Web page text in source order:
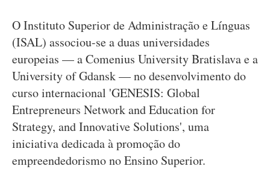
O Instituto Superior de Administração e Línguas
(ISAL) associou-se a duas universidades
europeias — a Comenius University Bratislava e a
University of Gdansk — no desenvolvimento do
curso internacional 'GENESIS: Global
Entrepreneurs Network and Education for
Strategy, and Innovative Solutions', uma
iniciativa dedicada à promoção do
empreendedorismo no Ensino Superior.